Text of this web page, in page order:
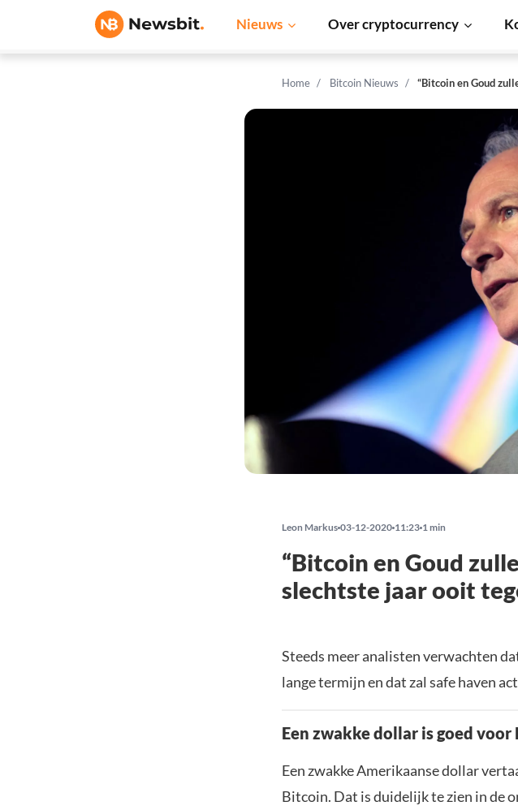
Nieuws Over cryptocurrency
Home Bitcoin Nieuws “Bitcoin en Goud
Leon Markus 03-12-2020 11:23 1 min
“Bitcoin en Goud
slechtste jaar ooit
Steeds meer analisten verwachten
lange termijn en dat zal safe haven
Een zwakke dollar is goed
Een zwakke Amerikaanse dollar
Bitcoin. Dat is duidelijk te zien in de